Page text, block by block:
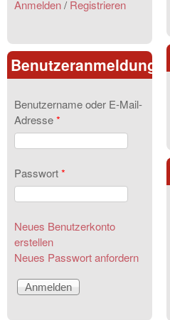
Anmelden/ Registrieren
Benutzeranmeldung
Benutzername oder E-Mail-
Adresse*
Passwort*
Neues Benutzerkonto
erstellen
Neues Passwort anfordern